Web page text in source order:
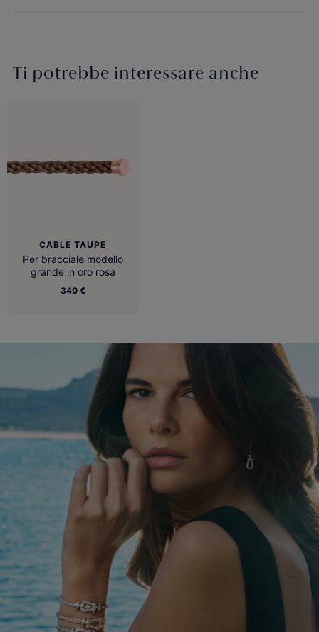
Ti potrebbe interessare anche
CABLE TAUPE
Per bracciale modello
grande in oro rosa
340 €